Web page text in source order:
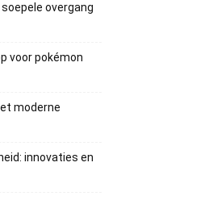
overgang
voor pokémon
moderne
innovaties en